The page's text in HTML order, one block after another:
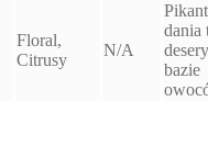
Floral,
Citrusy
N/A
dania
bazie